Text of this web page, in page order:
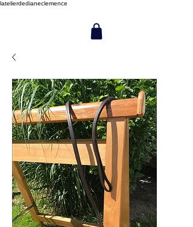
latelierdedianeclemence